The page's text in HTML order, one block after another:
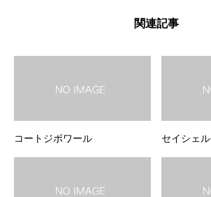
関連記事
コートジボワール セイシェル